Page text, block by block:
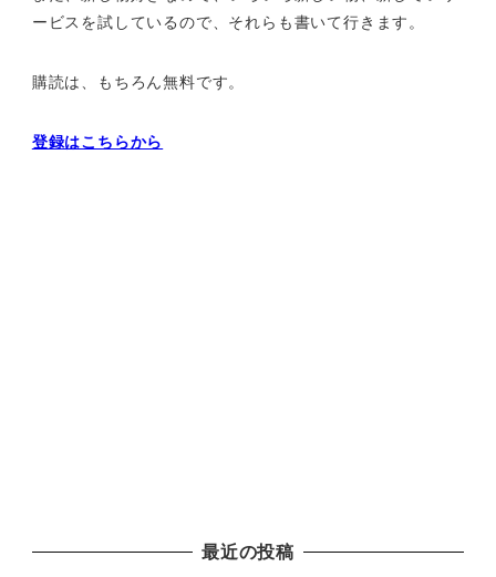
ービスを試しているので、それらも書いて行きます。
購読は、もちろん無料です。
登録はこちらから
最近の投稿